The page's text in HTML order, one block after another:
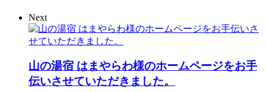
Next
山の湯宿 はまやらわ様のホームページをお手
伝いさせていただきました。